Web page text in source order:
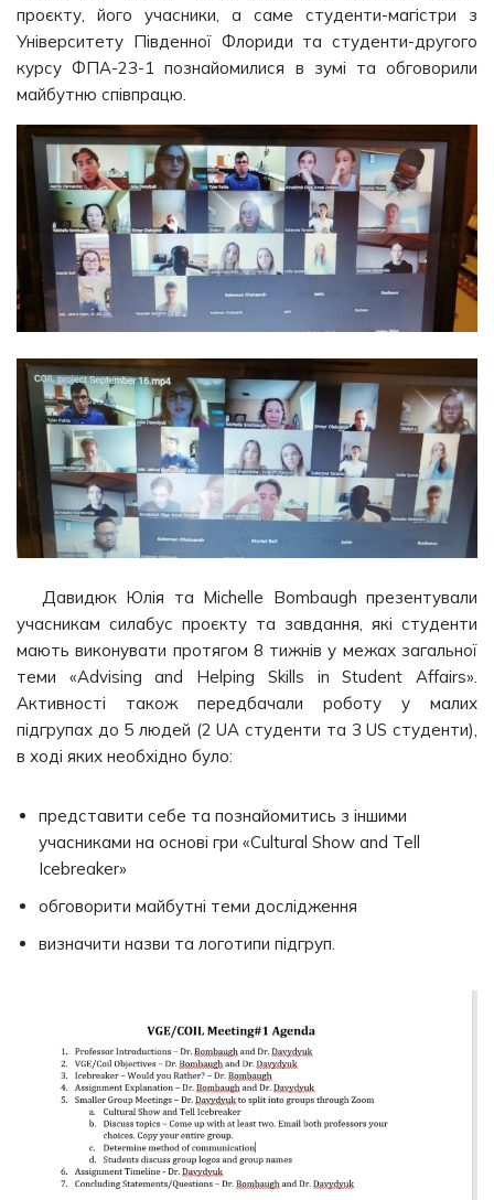
проєкту, його учасники, а саме студенти-магістри з
Університету Південної Флориди та студенти-другого
курсу ФПА-23-1 познайомилися в зумі та обговорили
майбутню співпрацю.
Давидюк Юлія та Michelle Bombaugh презентували
учасникам силабус проєкту та завдання, які студенти
мають виконувати протягом 8 тижнів у межах загальної
теми «Advising and Helping Skills in Student Affairs».
Активності також передбачали роботу у малих
підгрупах до 5 людей (2 UA студенти та 3 US студенти),
в ході яких необхідно було:
представити себе та познайомитись з іншими
учасниками на основі гри «Cultural Show and Tell
Icebreaker»
обговорити майбутні теми дослідження
визначити назви та логотипи підгруп.